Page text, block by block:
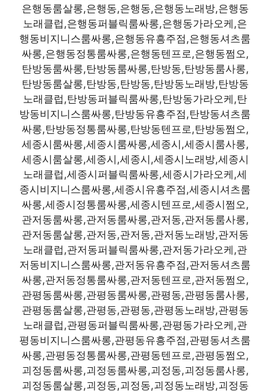
은행동룸살롱,은행동,은행동,은행동노래방,은행동
노래클럽,은행동퍼블릭룸싸롱,은행동가라오케,은
행동비지니스룸싸롱,은행동유흥주점,은행동셔츠룸
싸롱,은행동정통룸싸롱,은행동텐프로,은행동쩜오,
탄방동룸싸롱,탄방동룸싸롱,탄방동,탄방동룸사롱,
탄방동룸살롱,탄방동,탄방동,탄방동노래방,탄방동
노래클럽,탄방동퍼블릭룸싸롱,탄방동가라오케,탄
방동비지니스룸싸롱,탄방동유흥주점,탄방동셔츠룸
싸롱,탄방동정통룸싸롱,탄방동텐프로,탄방동쩜오,
세종시룸싸롱,세종시룸싸롱,세종시,세종시룸사롱,
세종시룸살롱,세종시,세종시,세종시노래방,세종시
노래클럽,세종시퍼블릭룸싸롱,세종시가라오케,세
종시비지니스룸싸롱,세종시유흥주점,세종시셔츠룸
싸롱,세종시정통룸싸롱,세종시텐프로,세종시쩜오,
관저동룸싸롱,관저동룸싸롱,관저동,관저동룸사롱,
관저동룸살롱,관저동,관저동,관저동노래방,관저동
노래클럽,관저동퍼블릭룸싸롱,관저동가라오케,관
저동비지니스룸싸롱,관저동유흥주점,관저동셔츠룸
싸롱,관저동정통룸싸롱,관저동텐프로,관저동쩜오,
관평동룸싸롱,관평동룸싸롱,관평동,관평동룸사롱,
관평동룸살롱,관평동,관평동,관평동노래방,관평동
노래클럽,관평동퍼블릭룸싸롱,관평동가라오케,관
평동비지니스룸싸롱,관평동유흥주점,관평동셔츠룸
싸롱,관평동정통룸싸롱,관평동텐프로,관평동쩜오,
괴정동룸싸롱,괴정동룸싸롱,괴정동,괴정동룸사롱,
괴정동룸살롱,괴정동,괴정동,괴정동노래방,괴정동